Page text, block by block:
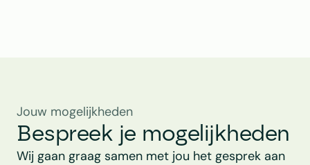
Jouw mogelijkheden
Bespreek je mogelijkheden
Wij gaan graag samen met jou het gesprek aan